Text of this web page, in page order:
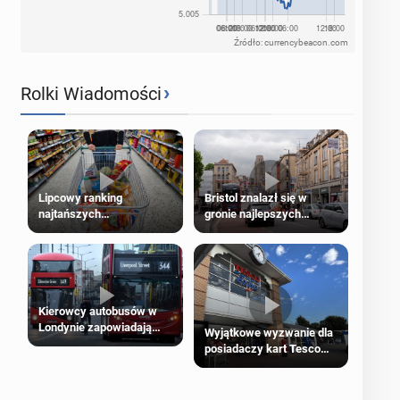
Źródło: currencybeacon.com
Rolki Wiadomości›
Lipcowy ranking
najtańszych
supermarketów
Bristol znalazł się w
gronie najlepszych
kierunków podróży na
świecie
Kierowcy autobusów w
Londynie zapowiadają
strajki
Wyjątkowe wyzwanie dla
posiadaczy kart Tesco
Clubcard!